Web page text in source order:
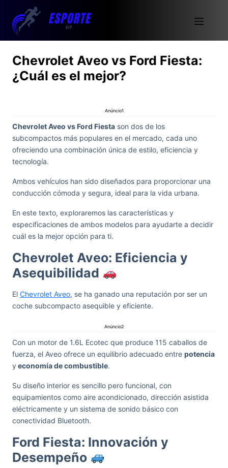
Chevrolet Aveo vs Ford Fiesta:
¿Cuál es el mejor?
Anúncio1
Chevrolet Aveo vs Ford Fiesta son dos de los
subcompactos más populares en el mercado, cada uno
ofreciendo una combinación única de estilo, eficiencia y
tecnología.
Ambos vehículos han sido diseñados para proporcionar una
conducción cómoda y segura, ideal para la vida urbana.
En este texto, exploraremos las características y
especificaciones de ambos modelos para ayudarte a decidir
cuál es la mejor opción para ti.
Chevrolet Aveo: Eficiencia y
Asequibilidad
El Chevrolet Aveo, se ha ganado una reputación por ser un
coche subcompacto asequible y eficiente.
Anúncio2
Con un motor de 1.6L Ecotec que produce 115 caballos de
fuerza, el Aveo ofrece un equilibrio adecuado entre potencia
yeconomía de combustible.
Su diseño interior es sencillo pero funcional, con
equipamientos como aire acondicionado, dirección asistida
eléctricamente y un sistema de sonido básico con
conectividad Bluetooth.
Ford Fiesta: Innovación y
Desempeño